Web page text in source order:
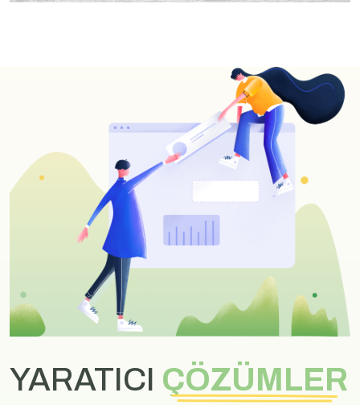
YARATICI ÇÖZÜMLER